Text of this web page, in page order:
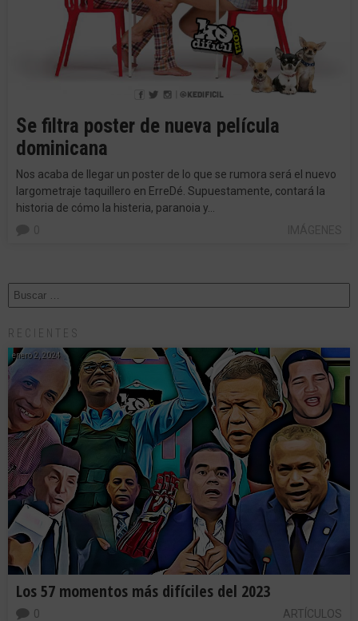
Se filtra poster de nueva película
dominicana
Nos acaba de llegar un poster de lo que se rumora será el nuevo
largometraje taquillero en ErreDé. Supuestamente, contará la
historia de cómo la histeria, paranoia y…
RECIENTES
enero 2, 2024
Los 57 momentos más difíciles del 2023
ARTÍCULOS
0